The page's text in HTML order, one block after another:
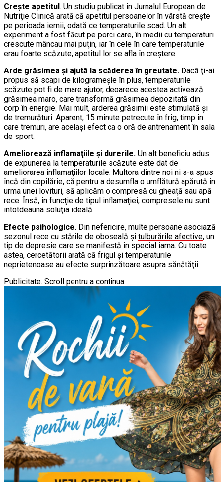
Creşte apetitul . Un studiu publicat în Jurnalul European de
Nutriţie Clinică arată că apetitul persoanelor în vârstă creşte
pe perioada iernii, odată ce temperaturile scad. Un alt
experiment a fost făcut pe porci care, în medii cu temperaturi
crescute mâncau mai puţin, iar în cele în care temperaturile
erau foarte scăzute, apetitul lor se afla în creştere.
Arde grăsimea şi ajută la scăderea în greutate. Dacă ţi-ai
propus să scapi de kilogrameşle în plus, temperaturile
scăzute pot fi de mare ajutor, deoarece acestea activează
grăsimea maro, care transformă grăsimea depozitată din
corp în energie. Mai mult, arderea grăsimii este stimulată şi
de tremurături. Aparent, 15 minute petrecute în frig, timp în
care tremuri, are acelaşi efect ca o oră de antrenament în sala
de sport.
Ameliorează inflamaţiile şi durerile. Un alt beneficiu adus
de expunerea la temperaturile scăzute este dat de
ameliorarea inflamaţiilor locale. Multora dintre noi ni s-a spus
încă din copilărie, că pentru a desumfla o umflătură apărută în
urma unei lovituri, să aplicăm o compresă cu gheaţă sau apă
rece. Însă, în funcţie de tipul inflamaţiei, compresele nu sunt
întotdeauna soluţia ideală.
Efecte psihologice. Din nefericire, multe persoane asociază
sezonul rece cu stările de oboseală şi tulburările afective, un
tip de depresie care se manifestă în special iarna. Cu toate
astea, cercetătorii arată că frigul şi temperaturile
neprietenoase au efecte surprinzătoare asupra sănătăţii.
Publicitate. Scroll pentru a continua.